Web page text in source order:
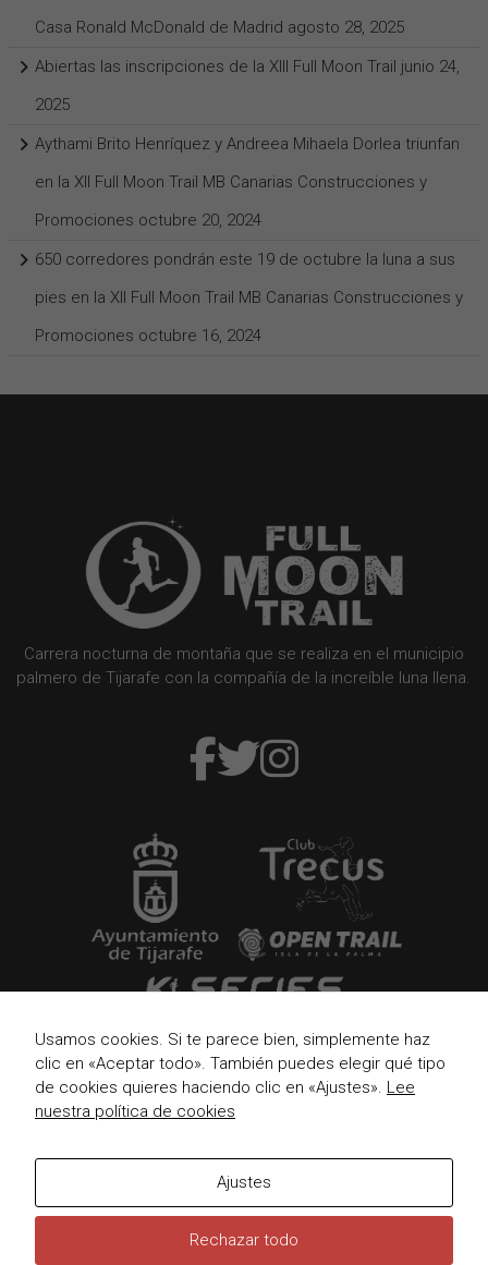
Casa Ronald McDonald de Madrid agosto 28, 2025
Abiertas las inscripciones de la XIII Full Moon Trail junio 24,
2025
Aythami Brito Henríquez y Andreea Mihaela Dorlea triunfan
en la XII Full Moon Trail MB Canarias Construcciones y
Promociones octubre 20, 2024
650 corredores pondrán este 19 de octubre la luna a sus
pies en la XII Full Moon Trail MB Canarias Construcciones y
Promociones octubre 16, 2024
Carrera nocturna de montaña que se realiza en el municipio
palmero de Tijarafe con la compañía de la increíble luna llena.
Usamos cookies. Si te parece bien, simplemente haz
clic en «Aceptar todo». También puedes elegir qué tipo
de cookies quieres haciendo clic en «Ajustes». Lee
nuestra política de cookies
Ajustes
Rechazar todo